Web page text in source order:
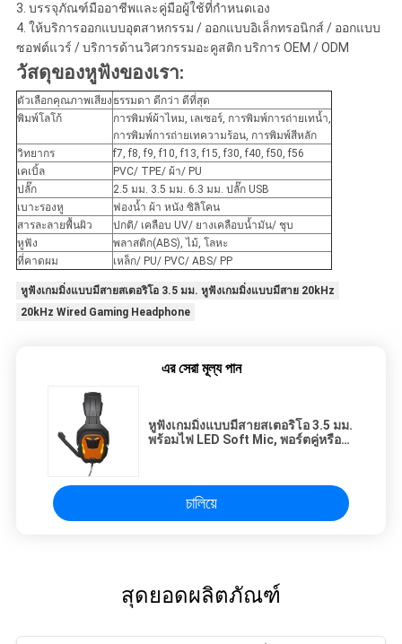
3. บรรจุภัณฑ์มืออาชีพและคู่มือผู้ใช้ที่กำหนดเอง
4. ให้บริการออกแบบอุตสาหกรรม / ออกแบบอิเล็กทรอนิกส์ / ออกแบบ
ซอฟต์แวร์ / บริการด้านวิศวกรรมอะคูสติก บริการ OEM / ODM
วัสดุของหูฟังของเรา:
ตัวเลือกคุณภาพเสียง ธรรมดา ดีกว่า ดีที่สุด
พิมพ์โลโก้
การพิมพ์ผ้าไหม, เลเซอร์, การพิมพ์การถ่ายเทน้ำ,
การพิมพ์การถ่ายเทความร้อน, การพิมพ์สีหลัก
วิทยากร
f7, f8, f9, f10, f13, f15, f30, f40, f50, f56
เคเบิ้ล
PVC/ TPE/ ผ้า/ PU
ปลั๊ก
2.5 มม. 3.5 มม. 6.3 มม. ปลั๊ก USB
เบาะรองหู
ฟองน้ำ ผ้า หนัง ซิลิโคน
สารละลายพื้นผิว
ปกติ/ เคลือบ UV/ ยางเคลือบน้ำมัน/ ชุบ
หูฟัง
พลาสติก(ABS), ไม้, โลหะ
ที่คาดผม
เหล็ก/ PU/ PVC/ ABS/ PP
หูฟังเกมมิ่งแบบมีสายสเตอริโอ 3.5 มม. หูฟังเกมมิ่งแบบมีสาย 20kHz
20kHz Wired Gaming Headphone
এর সেরা মূল্য পান
หูฟังเกมมิ่งแบบมีสายสเตอริโอ 3.5 มม.
พร้อมไฟ LED Soft Mic, พอร์ตคู่หรือ
চালিয়ে
สุดยอดผลิตภัณฑ์